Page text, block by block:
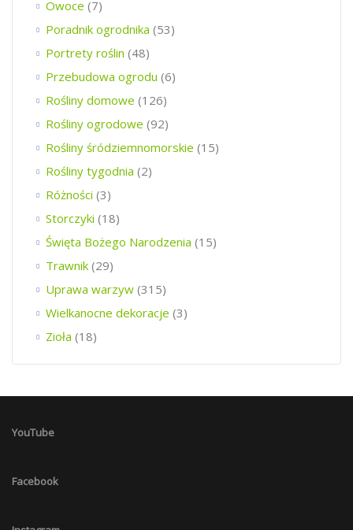
Owoce (7)
Poradnik ogrodnika (53)
Portrety roślin (48)
Przebudowa ogrodu (6)
Rośliny domowe (126)
Rośliny ogrodowe (92)
Rośliny śródziemnomorskie (15)
Rośliny tygodnia (2)
Różności (3)
Storczyki (18)
Święta Bożego Narodzenia (15)
Trawnik (29)
Uprawa warzyw (315)
Wielkanocne dekoracje (3)
Zioła (18)
YouTube
Facebook